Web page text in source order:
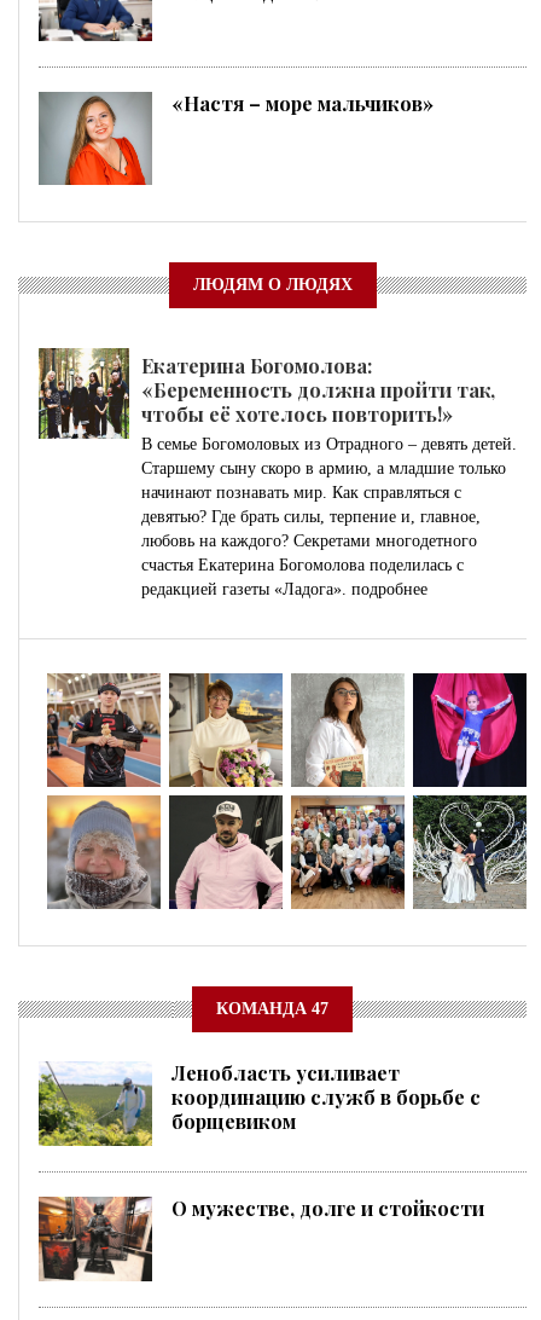
«Настя – море мальчиков»
ЛЮДЯМ О ЛЮДЯХ
Екатерина Богомолова:
«Беременность должна пройти так,
чтобы её хотелось повторить!»
В семье Богомоловых из Отрадного – девять детей.
Старшему сыну скоро в армию, а младшие только
начинают познавать мир. Как справляться с
девятью? Где брать силы, терпение и, главное,
любовь на каждого? Секретами многодетного
счастья Екатерина Богомолова поделилась с
редакцией газеты «Ладога». подробнее
КОМАНДА 47
Ленобласть усиливает
координацию служб в борьбе с
борщевиком
О мужестве, долге и стойкости